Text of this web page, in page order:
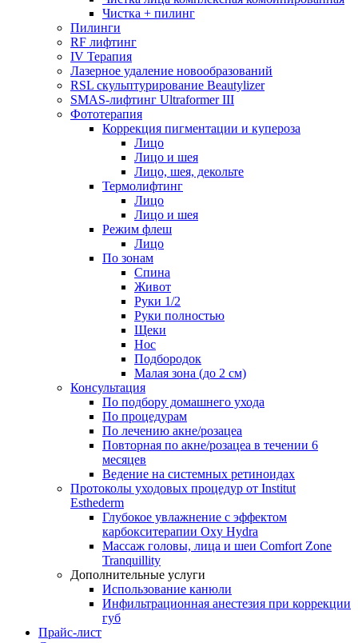
Чистка + пилинг
Пилинги
RF лифтинг
IV Терапия
Лазерное удаление новообразований
RSL скульптурирование Beautylizer
SMAS-лифтинг Ultraformer III
Фототерапия
Коррекция пигментации и купероза
Лицо
Лицо и шея
Лицо, шея, декольте
Термолифтинг
Лицо
Лицо и шея
Режим флеш
Лицо
По зонам
Спина
Живот
Руки 1/2
Руки полностью
Щеки
Нос
Подбородок
Малая зона (до 2 см)
Консультация
По подбору домашнего ухода
По процедурам
По лечению акне/розацеа
Повторная по акне/розацеа в течении 6
месяцев
Ведение на системных ретиноидах
Протоколы уходовых процедур от Institut
Esthederm
Глубокое увлажнение с эффектом
карбокситерапии Oxy Hydra
Массаж головы, лица и шеи Comfort Zone
Tranquillity
Дополнительные услуги
Использование канюли
Инфильтрационная анестезия при коррекции
губ
Прайс-лист